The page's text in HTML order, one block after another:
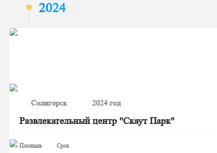
2024
Солигорск 2024 год
Развлекательный центр "Скаут Парк"
Площадь Срок